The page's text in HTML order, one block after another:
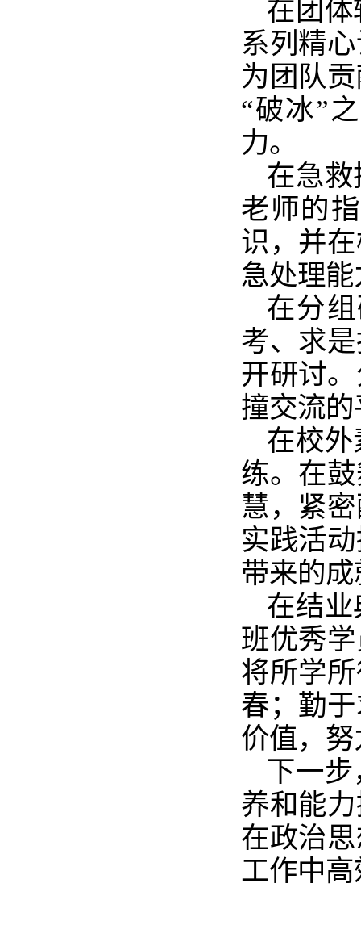
在团
系列精
为团队
“破冰”
力。
在急
老师的
识，并
急处理
在分
考、求
开研讨
撞交流
在校
练。在
慧，紧
实践活
带来的
在结
班优秀
将所学
春；勤
价值，
下一
养和能
在政治
工作中